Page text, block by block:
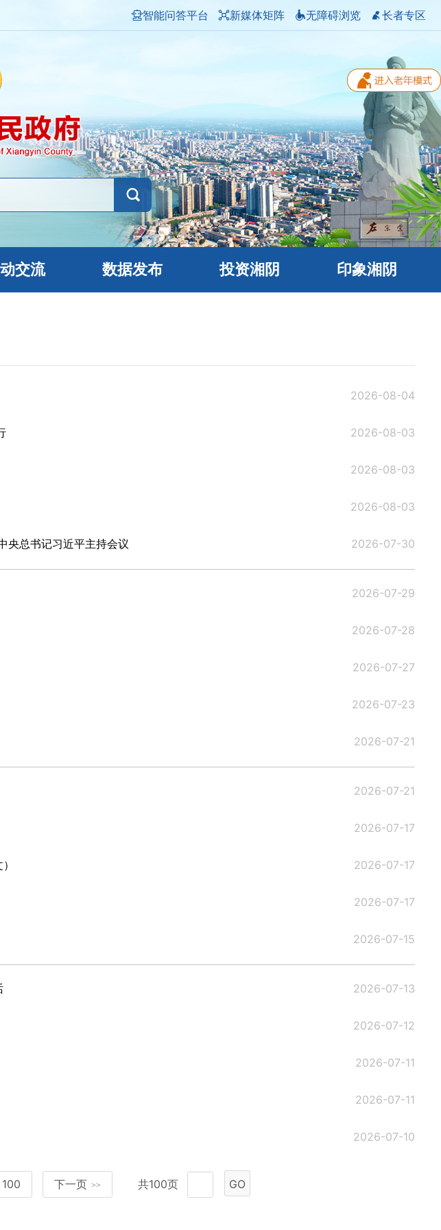
智能问答平台 新媒体矩阵 无障碍浏览 长者专区
交流 数据发布 投资湘阴 印象湘阴
2026-08-04
2026-08-03
2026-08-03
2026-08-03
央总书记习近平主持会议 2026-07-30
2026-07-29
2026-07-28
2026-07-27
2026-07-23
2026-07-21
2026-07-21
2026-07-17
2026-07-17
2026-07-17
2026-07-15
2026-07-13
2026-07-12
2026-07-11
2026-07-11
2026-07-10
100 下一页 >> 共100页 GO